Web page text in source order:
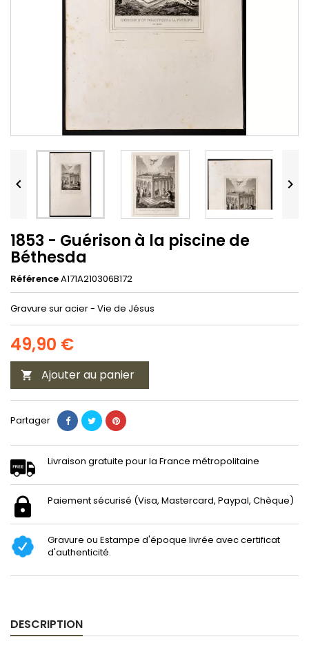
 
1853 - Guérison à la piscine de
Béthesda
RéférenceA171A210306B172
Gravure sur acier - Vie de Jésus
49,90 €
 Ajouter au panier
Partager
Livraison gratuite pour la France métropolitaine
Paiement sécurisé (Visa, Mastercard, Paypal, Chèque)
Gravure ou Estampe d'époque livrée avec certificat
d'authenticité.
DESCRIPTION